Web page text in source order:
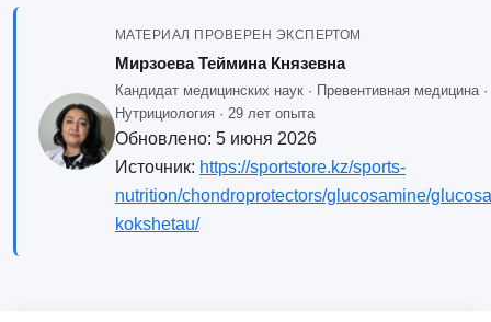
МАТЕРИАЛ ПРОВЕРЕН ЭКСПЕРТОМ
Мирзоева Теймина Князевна
Кандидат медицинских наук · Превентивная медицина ·
Нутрициология · 29 лет опыта
Обновлено: 5 июня 2026
Источник: https://sportstore.kz/sports-
nutrition/chondroprotectors/glucosamine/
kokshetau/